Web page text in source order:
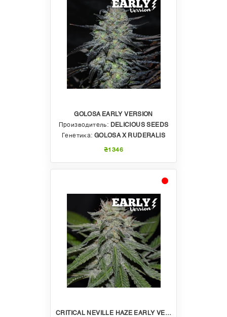
GOLOSA EARLY VERSION
Производитель: DELICIOUS SEEDS
Генетика: GOLOSA X RUDERALIS
₴1346
CRITICAL NEVILLE HAZE EARLY VERSION